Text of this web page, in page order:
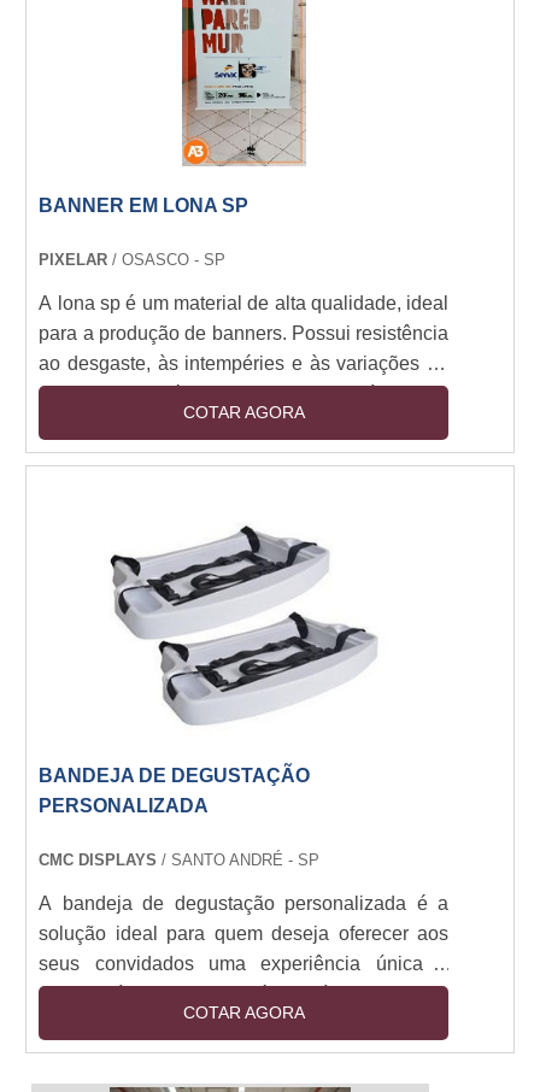
de placas livres, a manutenção de placas livres
e a gestão de placas livres. Além disso,
oferecemos serviços de consultoria para ajudar
nossos clientes a tomar as melhores decisões
para suas necessidades de placa livre. Se você
para sua empresa, entre em contato conosco
BANNER EM LONA SP
PIXELAR/ OSASCO - SP
A lona sp é um material de alta qualidade, ideal
para a produção de banners. Possui resistência
ao desgaste, às intempéries e às variações de
temperatura, além de ser leve e flexível. Seu
acabamento é perfeito para a impressão de
imagens e textos, garantindo a qualidade e
promoções, campanhas publicitárias e muito
mais. Se você precisa de um banner resistente
e de qualidade, a lona sp é a melhor opção.
COTAR AGORA
BANDEJA DE DEGUSTAÇÃO
PERSONALIZADA
CMC DISPLAYS/ SANTO ANDRÉ - SP
A bandeja de degustação personalizada é a
solução ideal para quem deseja oferecer aos
seus convidados uma experiência única e
inesquecível. Com ela, é possível criar uma
seleção de pratos e bebidas que se adequem
ao gosto de cada um. Além disso, a bandeja de
degustação personalizada é prática e versátil,
COTAR AGORA